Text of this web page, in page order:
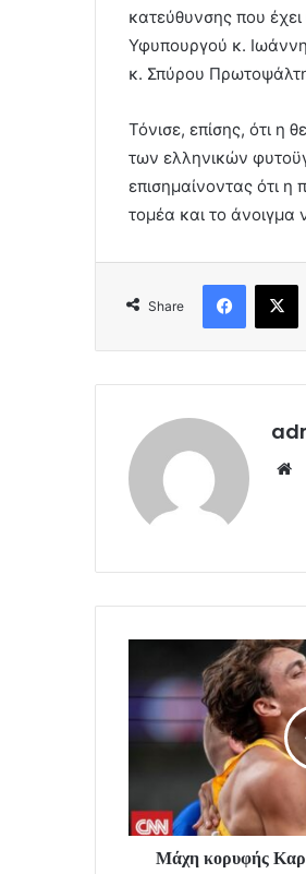
κατεύθυνσης που έχει
Υφυπουργού κ.
κ. Σπύρου
Τόνισε, επίσης, ότι η
των ελληνικών
επισημαίνοντας ότι η
τομέα και το
Share
X
Μάχη κορυφής